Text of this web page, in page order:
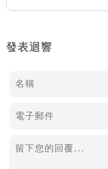
發表迴響